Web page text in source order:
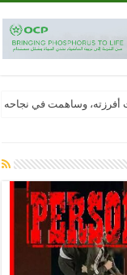
أفرزته، وساهمت في